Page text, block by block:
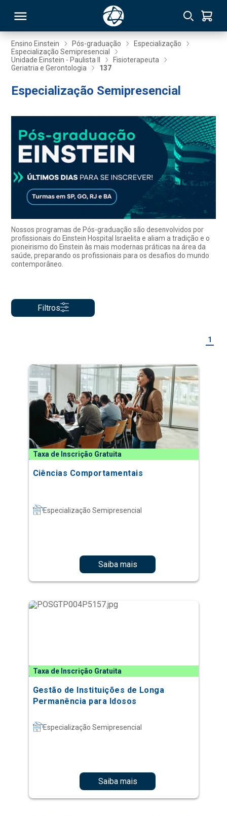
Ensino Einstein Pós-graduação
Especialização
Especialização Semipresencial
Unidade Einstein - Paulista II
Fisioterapeuta
Geriatria e Gerontologia
137
Especialização Semipresencial
Nossos programas de Pós-graduação são desenvolvidos por
profissionais do Einstein Hospital Israelita e aliam a tradição e o
pioneirismo do Einstein às mais modernas práticas na área da
saúde, preparando os profissionais para os desafios do mundo
contemporâneo.
Filtros
1
Taxa de Inscrição Gratuita
Ciências Comportamentais
Especialização Semipresencial
Saiba mais
Taxa de Inscrição Gratuita
Gestão de Instituições de Longa
Permanência para Idosos
Especialização Semipresencial
Saiba mais